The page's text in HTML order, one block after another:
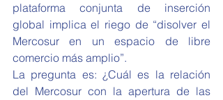
plataforma conjunta de inserción
global implica el riego de “disolver el
Mercosur en un espacio de libre
comercio más amplio”.
La pregunta es: ¿Cuál es la relación
del Mercosur con la apertura de las